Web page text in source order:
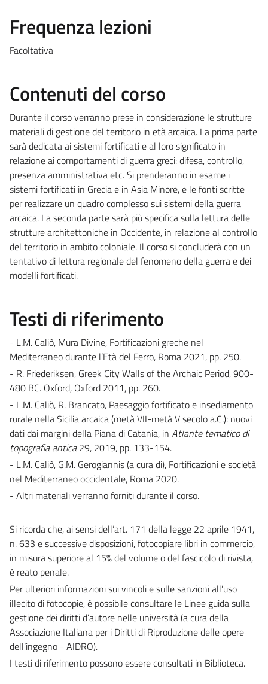
Frequenza lezioni
Facoltativa
Contenuti del corso
Durante il corso verranno prese in considerazione le strutture
materiali di gestione del territorio in età arcaica. La prima parte
sarà dedicata ai sistemi fortificati e al loro significato in
relazione ai comportamenti di guerra greci: difesa, controllo,
presenza amministrativa etc. Si prenderanno in esame i
sistemi fortificati in Grecia e in Asia Minore, e le fonti scritte
per realizzare un quadro complesso sui sistemi della guerra
arcaica. La seconda parte sarà più specifica sulla lettura delle
strutture architettoniche in Occidente, in relazione al controllo
del territorio in ambito coloniale. Il corso si concluderà con un
tentativo di lettura regionale del fenomeno della guerra e dei
modelli fortificati.
Testi di riferimento
- L.M. Caliò, Mura Divine, Fortificazioni greche nel
Mediterraneo durante l’Età del Ferro, Roma 2021, pp. 250.
- R. Friederiksen, Greek City Walls of the Archaic Period, 900-
480 BC. Oxford, Oxford 2011, pp. 260.
- L.M. Caliò, R. Brancato, Paesaggio fortificato e insediamento
rurale nella Sicilia arcaica (metà VII-metà V secolo a.C.): nuovi
dati dai margini della Piana di Catania, in Atlante tematico di
topografia antica29, 2019, pp. 133-154.
- L.M. Caliò, G.M. Gerogiannis (a cura di), Fortificazioni e società
nel Mediterraneo occidentale, Roma 2020.
- Altri materiali verranno forniti durante il corso.
Si ricorda che, ai sensi dell’art. 171 della legge 22 aprile 1941,
n. 633 e successive disposizioni, fotocopiare libri in commercio,
in misura superiore al 15% del volume o del fascicolo di rivista,
è reato penale.
Per ulteriori informazioni sui vincoli e sulle sanzioni all’uso
illecito di fotocopie, è possibile consultare le Linee guida sulla
gestione dei diritti d’autore nelle università (a cura della
Associazione Italiana per i Diritti di Riproduzione delle opere
dell’ingegno - AIDRO).
I testi di riferimento possono essere consultati in Biblioteca.